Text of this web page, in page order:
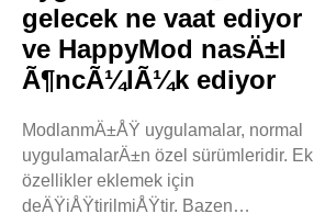
gelecek ne vaat ediyor
ve HappyMod nasÄ±l
Ã¶ncÃ¼lÃ¼k ediyor
ModlanmÄ±ÅŸ uygulamalar, normal
uygulamalarÄ±n özel sürümleridir. Ek
özellikler eklemek için
deÄŸiÅŸtirilmiÅŸtir. Bazen